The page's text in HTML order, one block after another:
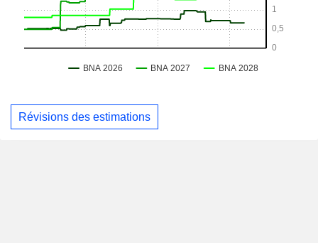
Révisions des estimations